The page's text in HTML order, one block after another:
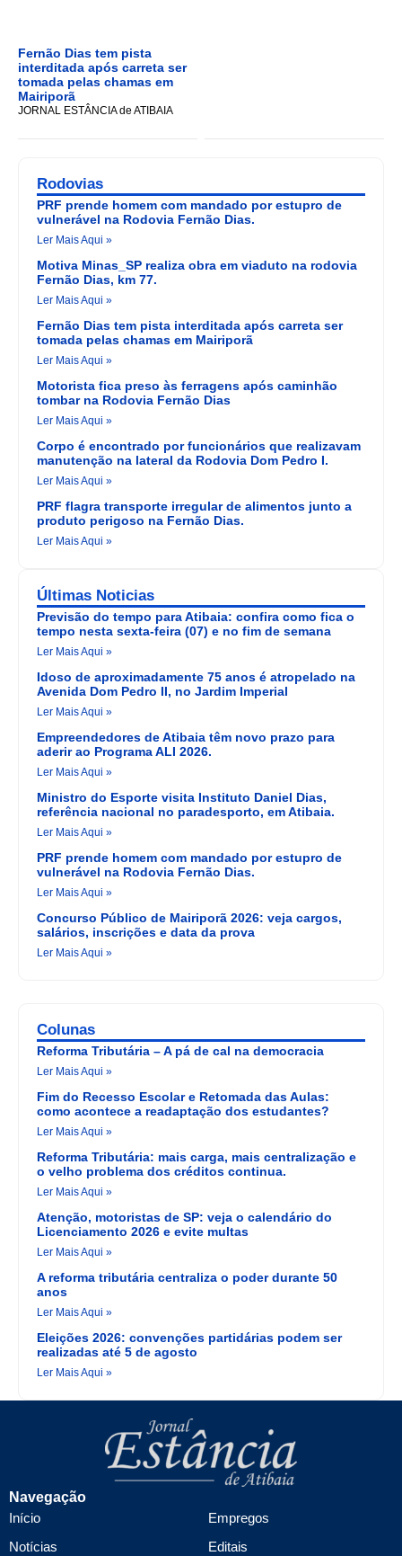
Fernão Dias tem pista
interditada após carreta ser
tomada pelas chamas em
Mairiporã
JORNAL ESTÂNCIA de ATIBAIA
Rodovias
PRF prende homem com mandado por estupro de
vulnerável na Rodovia Fernão Dias.
Ler Mais Aqui »
Motiva Minas_SP realiza obra em viaduto na rodovia
Fernão Dias, km 77.
Ler Mais Aqui »
Fernão Dias tem pista interditada após carreta ser
tomada pelas chamas em Mairiporã
Ler Mais Aqui »
Motorista fica preso às ferragens após caminhão
tombar na Rodovia Fernão Dias
Ler Mais Aqui »
Corpo é encontrado por funcionários que realizavam
manutenção na lateral da Rodovia Dom Pedro I.
Ler Mais Aqui »
PRF flagra transporte irregular de alimentos junto a
produto perigoso na Fernão Dias.
Ler Mais Aqui »
Últimas Noticias
Previsão do tempo para Atibaia: confira como fica o
tempo nesta sexta-feira (07) e no fim de semana
Ler Mais Aqui »
Idoso de aproximadamente 75 anos é atropelado na
Avenida Dom Pedro II, no Jardim Imperial
Ler Mais Aqui »
Empreendedores de Atibaia têm novo prazo para
aderir ao Programa ALI 2026.
Ler Mais Aqui »
Ministro do Esporte visita Instituto Daniel Dias,
referência nacional no paradesporto, em Atibaia.
Ler Mais Aqui »
PRF prende homem com mandado por estupro de
vulnerável na Rodovia Fernão Dias.
Ler Mais Aqui »
Concurso Público de Mairiporã 2026: veja cargos,
salários, inscrições e data da prova
Ler Mais Aqui »
Colunas
Reforma Tributária – A pá de cal na democracia
Ler Mais Aqui »
Fim do Recesso Escolar e Retomada das Aulas:
como acontece a readaptação dos estudantes?
Ler Mais Aqui »
Reforma Tributária: mais carga, mais centralização e
o velho problema dos créditos continua.
Ler Mais Aqui »
Atenção, motoristas de SP: veja o calendário do
Licenciamento 2026 e evite multas
Ler Mais Aqui »
A reforma tributária centraliza o poder durante 50
anos
Ler Mais Aqui »
Eleições 2026: convenções partidárias podem ser
realizadas até 5 de agosto
Ler Mais Aqui »
Navegação
Início
Notícias
Empregos
Editais